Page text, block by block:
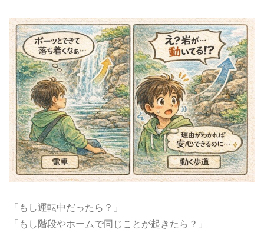
「もし運転中だったら？」
「もし階段やホームで同じことが起きたら？」